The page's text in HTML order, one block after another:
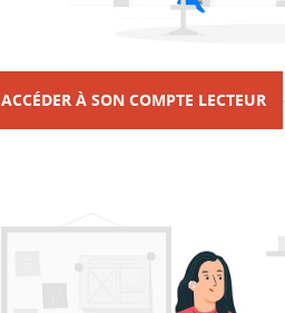
ACCÉDER À SON COMPTE LECTEUR